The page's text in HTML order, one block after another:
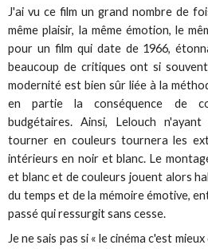
J'ai vu ce film un grand nombre de
même plaisir, la même émotion, le
pour un film qui date de 1966,
beaucoup de critiques ont si
modernité est bien sûr liée à la
en partie la conséquence de
budgétaires. Ainsi, Lelouch
tourner en couleurs tournera les
intérieurs en noir et blanc. Le
et blanc et de couleurs jouent alors
du temps et de la mémoire émotive,
passé qui ressurgit sans cesse.
Je ne sais pas si « le cinéma c'est